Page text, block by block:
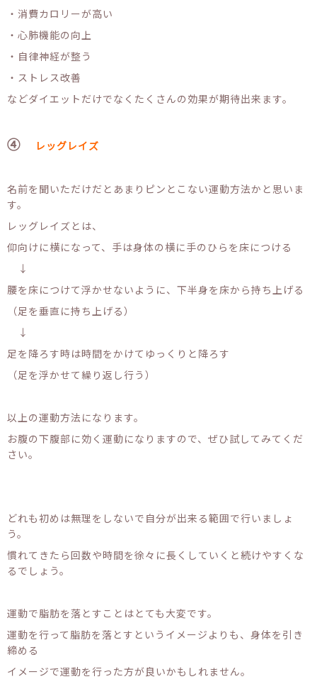
・消費カロリーが高い
・心肺機能の向上
・自律神経が整う
・ストレス改善
などダイエットだけでなくたくさんの効果が期待出来ます。
④ レッグレイズ
名前を聞いただけだとあまりピンとこない運動方法かと思いま
す。
レッグレイズとは、
仰向けに横になって、手は身体の横に手のひらを床につける
↓
腰を床につけて浮かせないように、下半身を床から持ち上げる
（足を垂直に持ち上げる）
↓
足を降ろす時は時間をかけてゆっくりと降ろす
（足を浮かせて繰り返し行う）
以上の運動方法になります。
お腹の下腹部に効く運動になりますので、ぜひ試してみてくだ
さい。
どれも初めは無理をしないで自分が出来る範囲で行いましょ
う。
慣れてきたら回数や時間を徐々に長くしていくと続けやすくな
るでしょう。
運動で脂肪を落とすことはとても大変です。
運動を行って脂肪を落とすというイメージよりも、身体を引き
締める
イメージで運動を行った方が良いかもしれません。